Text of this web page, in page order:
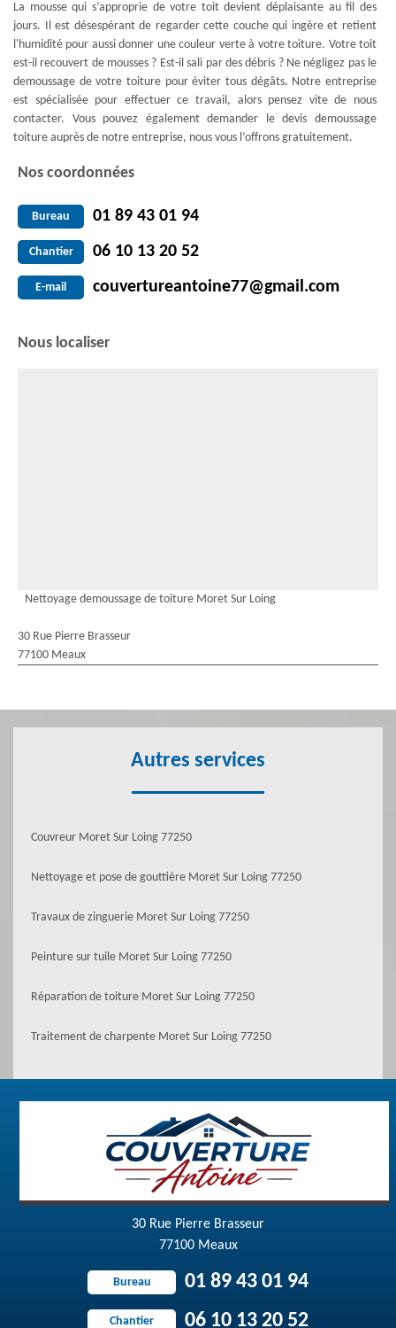
La mousse qui s’approprie de votre toit devient déplaisante au fil des
jours. Il est désespérant de regarder cette couche qui ingère et retient
l'humidité pour aussi donner une couleur verte à votre toiture. Votre toit
est-il recouvert de mousses ? Est-il sali par des débris ? Ne négligez pas le
demoussage de votre toiture pour éviter tous dégâts. Notre entreprise
est spécialisée pour effectuer ce travail, alors pensez vite de nous
contacter. Vous pouvez également demander le devis demoussage
toiture auprès de notre entreprise, nous vous l’offrons gratuitement.
Nos coordonnées
Bureau 01 89 43 01 94
Chantier 06 10 13 20 52
E-mail couvertureantoine77@gmail.com
Nous localiser
Nettoyage demoussage de toiture Moret Sur Loing
30 Rue Pierre Brasseur
77100 Meaux
Autres services
Couvreur Moret Sur Loing 77250
Nettoyage et pose de gouttière Moret Sur Loing 77250
Travaux de zinguerie Moret Sur Loing 77250
Peinture sur tuile Moret Sur Loing 77250
Réparation de toiture Moret Sur Loing 77250
Traitement de charpente Moret Sur Loing 77250
30 Rue Pierre Brasseur
77100 Meaux
Bureau 01 89 43 01 94
Chantier 06 10 13 20 52